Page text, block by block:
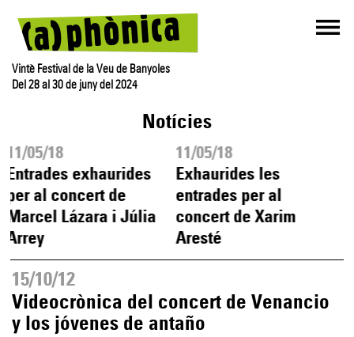
Vintè Festival de la Veu de Banyoles
Del 28 al 30 de juny del 2024
Notícies
11/05/18
Entrades exhaurides
per al concert de
Marcel Lázara i Júlia
Arrey
11/05/18
Exhaurides les
entrades per al
concert de Xarim
Aresté
15/10/12
Videocrònica del concert de Venancio
y los jóvenes de antaño